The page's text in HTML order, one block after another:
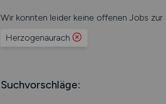
Wir konnten leider keine offenen Jobs
Herzogenaurach
Suchvorschläge: